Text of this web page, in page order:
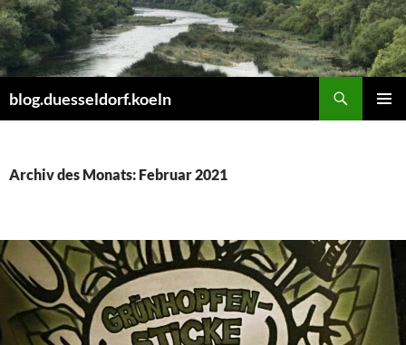
Zum
Inhalt
springen
blog.duesseldorf.koeln
Archiv des Monats: Februar 2021